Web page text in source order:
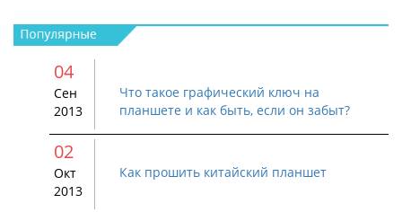
04
Сен
2013
Что такое графический ключ на
планшете и как быть, если он забыт?
02
Окт
2013
Как прошить китайский планшет